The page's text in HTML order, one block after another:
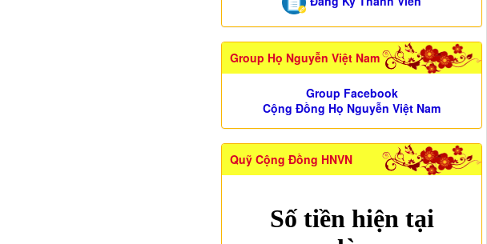
Group Họ Nguyễn Việt Nam
Group Facebook
Cộng Đồng Họ Nguyễn Việt Nam
Quỹ Cộng Đồng HNVN